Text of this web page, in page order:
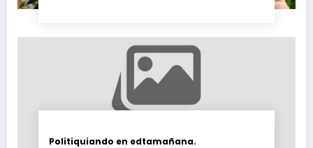
Politiquiando en edtamañana.